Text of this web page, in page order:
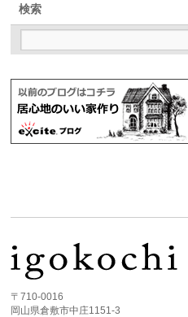
検索
〒710-0016
岡山県倉敷市中庄1151-3